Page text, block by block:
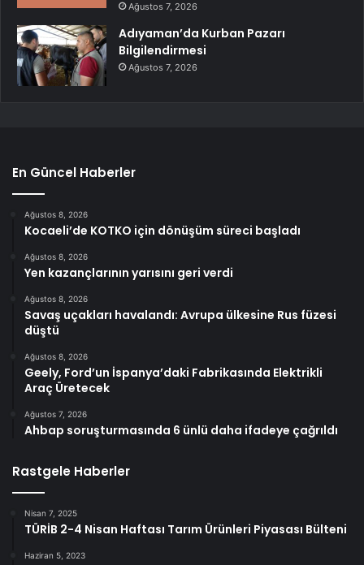
Ağustos 7, 2026
Adıyaman’da Kurban Pazarı
Bilgilendirmesi
Ağustos 7, 2026
En Güncel Haberler
Ağustos 8, 2026
Kocaeli’de KOTKO için dönüşüm süreci başladı
Ağustos 8, 2026
Yen kazançlarının yarısını geri verdi
Ağustos 8, 2026
Savaş uçakları havalandı: Avrupa ülkesine Rus füzesi
düştü
Ağustos 8, 2026
Geely, Ford’un İspanya’daki Fabrikasında Elektrikli
Araç Üretecek
Ağustos 7, 2026
Ahbap soruşturmasında 6 ünlü daha ifadeye çağrıldı
Rastgele Haberler
Nisan 7, 2025
TÜRİB 2-4 Nisan Haftası Tarım Ürünleri Piyasası Bülteni
Haziran 5, 2023